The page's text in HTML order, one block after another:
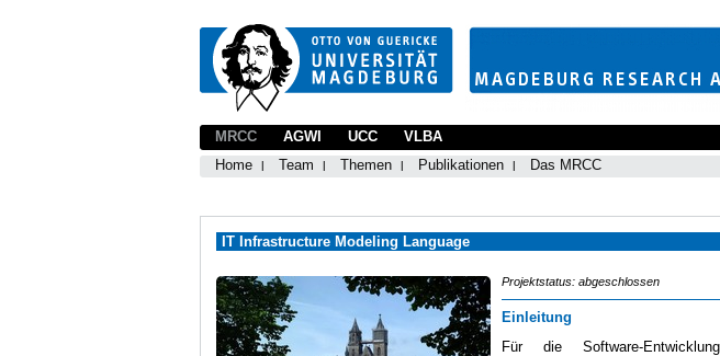
MRCC
Home
Team Themen Publikationen Das MRCC
AGWI UCC VLBA
IT Infrastructure Modeling Language
Projektstatus: abgeschlossen
Einleitung
Für die Software-